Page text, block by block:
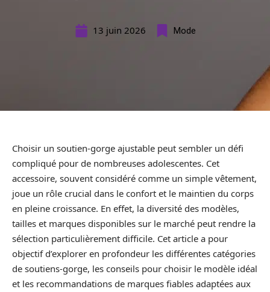
13 juin 2026 Mode
Choisir un soutien-gorge ajustable peut sembler un défi
compliqué pour de nombreuses adolescentes. Cet
accessoire, souvent considéré comme un simple vêtement,
joue un rôle crucial dans le confort et le maintien du corps
en pleine croissance. En effet, la diversité des modèles,
tailles et marques disponibles sur le marché peut rendre la
sélection particulièrement difficile. Cet article a pour
objectif d’explorer en profondeur les différentes catégories
de soutiens-gorge, les conseils pour choisir le modèle idéal
et les recommandations de marques fiables adaptées aux